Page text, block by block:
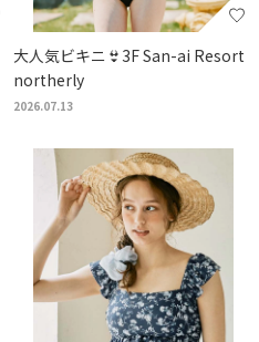
大人気ビキニ👙3F San-ai Resort
northerly
2026.07.13